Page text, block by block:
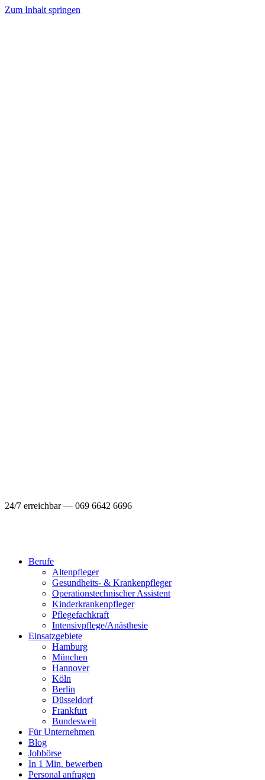
Zum Inhalt springen
24/7 erreichbar — 069 6642 6696
Berufe
Altenpfleger
Gesundheits- & Krankenpfleger
Operationstechnischer Assistent
Kinderkrankenpfleger
Pflegefachkraft
Intensivpflege/Anästhesie
Einsatzgebiete
Hamburg
München
Hannover
Köln
Berlin
Düsseldorf
Frankfurt
Bundesweit
Für Unternehmen
Blog
Jobbörse
In 1 Min. bewerben
Personal anfragen